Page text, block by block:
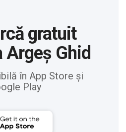
gratuit
Ghid
în App Store și
Play